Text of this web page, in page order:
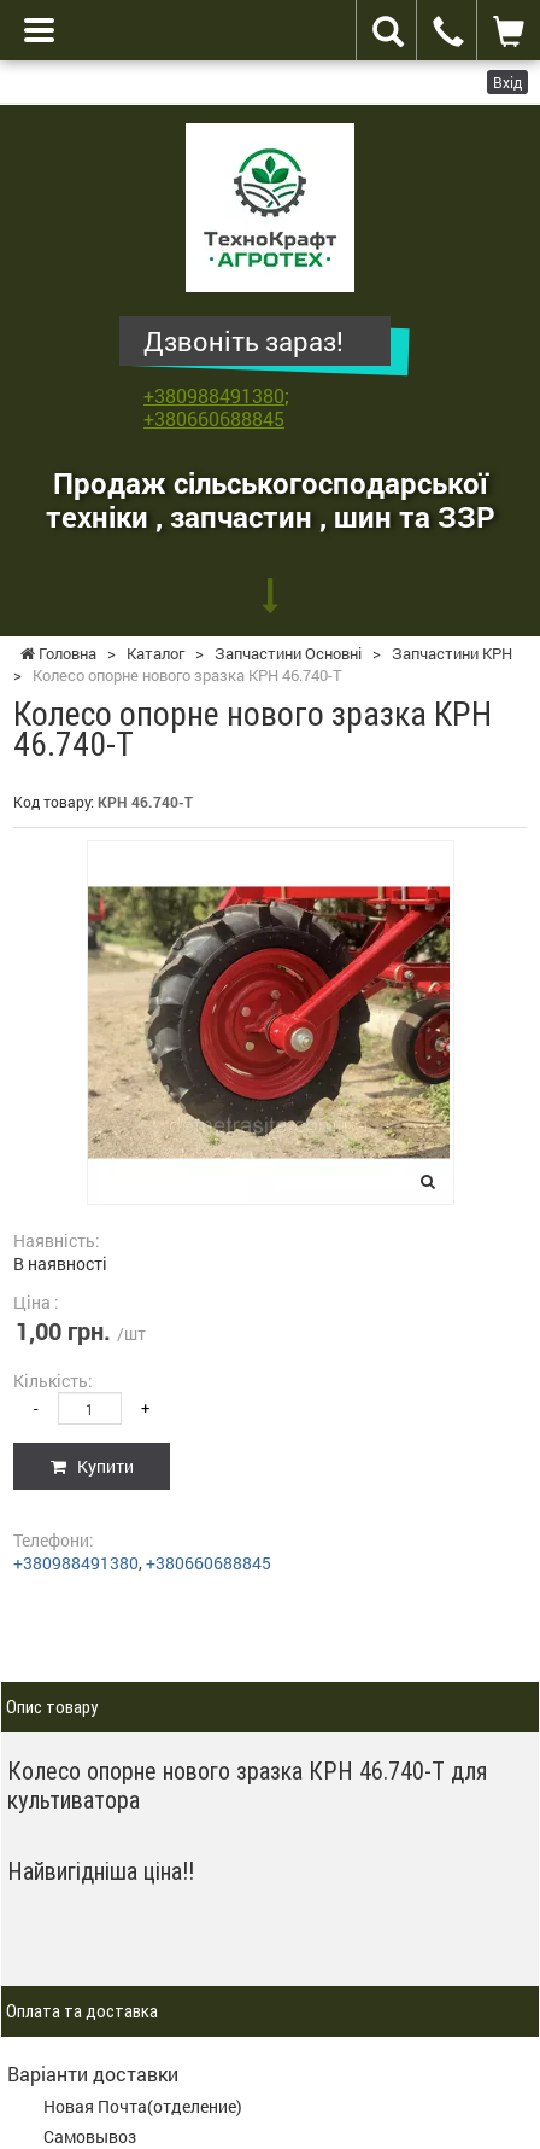
Вхід
сільськогосподарської
Дзвоніть зараз!
+380988491380;
+380660688845
Продаж сільськогосподарської
техніки , запчастин , шин та ЗЗР
Головна > Каталог > Запчастини Основні > Запчастини КРН
> Колесо опорне нового зразка КРН 46.740-Т
Колесо опорне нового зразка КРН
46.740-Т
Код товару: КРН 46.740-Т
Наявність:
В наявності
Ціна :
1,00 грн. /шт
Кількість:
- +
Купити
Телефони:
+380988491380,+380660688845
Опис товару
Колесо опорне нового зразка КРН 46.740-Т для
культиватора
Найвигідніша ціна!!
Оплата та доставка
Варіанти доставки
Новая Почта(отделение)
Самовывоз